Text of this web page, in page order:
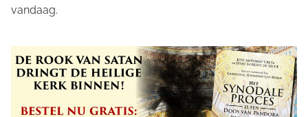
vandaag.